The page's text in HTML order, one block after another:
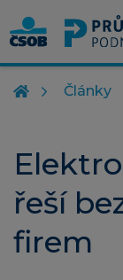
Články
řeší
firem